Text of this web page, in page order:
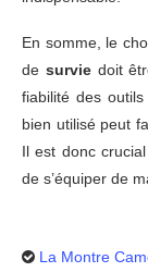
En somme, le
de surviedoit
fiabilité des
bien utilisé peut
Il est donc
de s’équiper de
La Montre